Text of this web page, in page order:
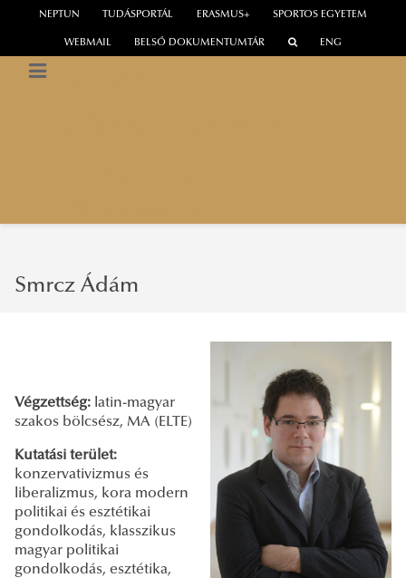
WEBMAIL
NEPTUN TUDÁSPORTÁL ERASMUS+ SPORTOS EGYETEM
BELSŐ DOKUMENTUMTÁR ENG
Smrcz Ádám
Végzettség: latin-magyar
szakos bölcsész, MA (ELTE)
Kutatási terület:
konzervativizmus és
liberalizmus, kora modern
politikai és esztétikai
gondolkodás, klasszikus
magyar politikai
gondolkodás, esztétika,